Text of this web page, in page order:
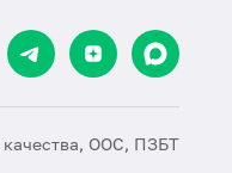
качества, ООС, ПЗБТ